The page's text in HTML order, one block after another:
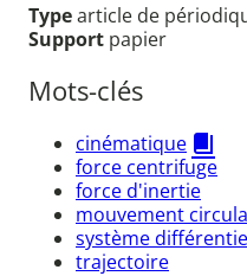
Typearticle de
Support papier
Mots-clés
cinématique
force centrifuge
force d'inertie
mouvement
système
trajectoire